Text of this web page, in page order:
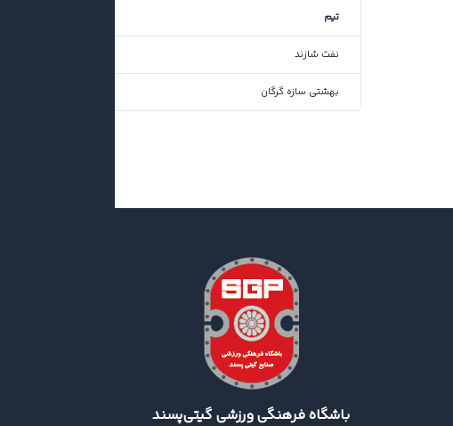
تیم
نفت شازند
بهشتی سازه گرگان
باشگاه فرهنگی ورزشی گیتی‌پسند